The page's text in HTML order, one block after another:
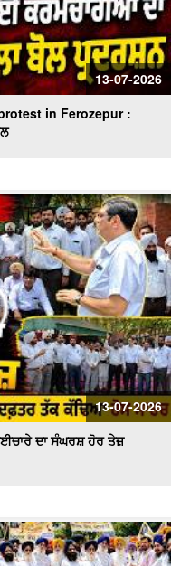
13-07-2026
in Ferozepur :
13-07-2026
ਦਾ ਸੰਘਰਸ਼ ਹੋਰ ਤੇਜ਼